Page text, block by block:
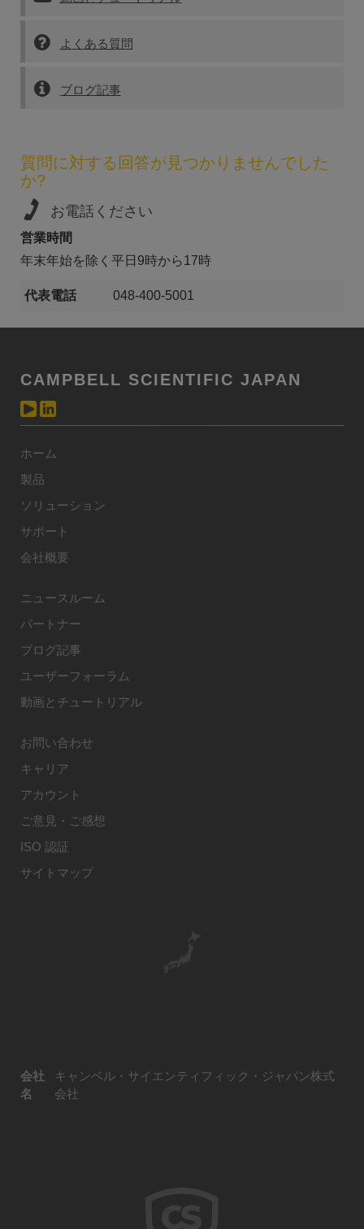
よくある質問
ブログ記事
質問に対する回答が見つかりませんでした
か?
お電話ください
営業時間
年末年始を除く平日9時から17時
代表電話 048-400-5001
CAMPBELL SCIENTIFIC JAPAN
ホーム
製品
ソリューション
サポート
会社概要
ニュースルーム
パートナー
ブログ記事
ユーザーフォーラム
動画とチュートリアル
お問い合わせ
キャリア
アカウント
ご意見・ご感想
ISO 認証
サイトマップ
会社
名
キャンベル・サイエンティフィック・ジャパン株式
会社